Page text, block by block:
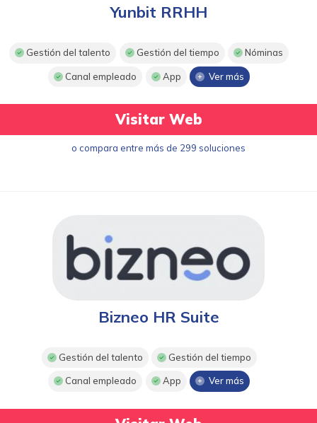
Yunbit RRHH
Gestión del talento Gestión del tiempo Nóminas
Canal empleado App Ver más
Visitar Web
o compara entre más de 299 soluciones
Bizneo HR Suite
Gestión del talento Gestión del tiempo
Canal empleado App Ver más